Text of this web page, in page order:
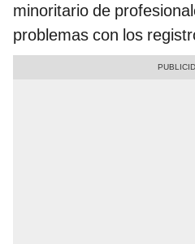
minoritario de
problemas con los